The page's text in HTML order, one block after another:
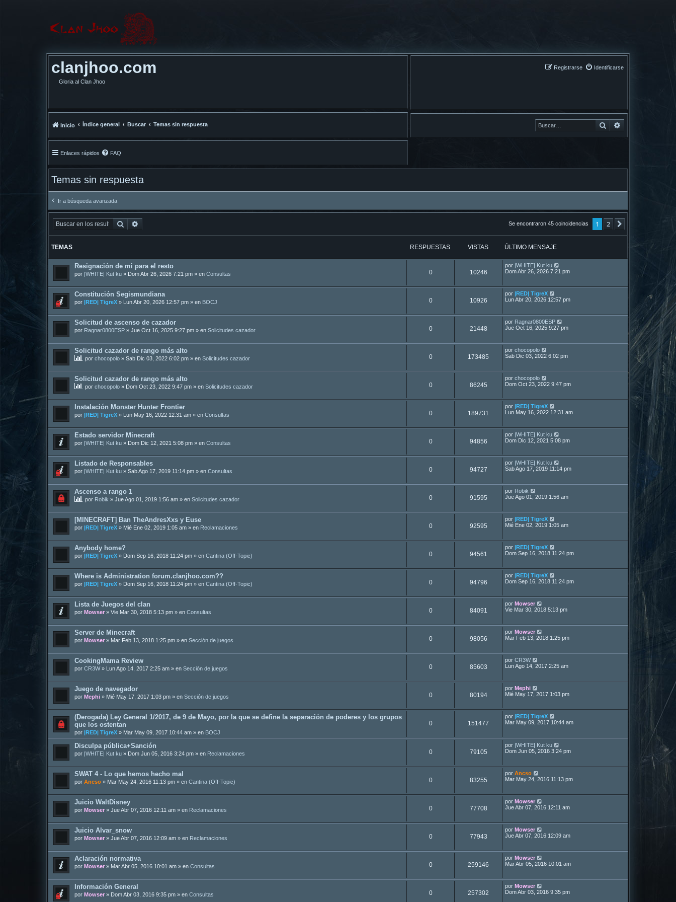
clanjhoo.com
Gloria al Clan Jhoo
Identificarse
Registrarse
Buscar
Inicio Índice general Buscar Temas sin respuesta
Enlaces rápidos FAQ
Temas sin respuesta
Ir a búsqueda avanzada
Buscar Se encontraron 45 coincidencias 1 2
TEMAS RESPUESTAS VISTAS ÚLTIMO MENSAJE
Resignación de mi para el resto
por |WHITE| Kut ku » Dom Abr 26, 2026 7:21 pm » en Consultas 0 10246
por |WHITE| Kut ku
Dom Abr 26, 2026 7:21 pm
Constitución Segismundiana
por |RED| TigreX » Lun Abr 20, 2026 12:57 pm » en BOCJ 0 10926
por
|RED| TigreX
Lun Abr 20, 2026 12:57 pm
Solicitud de ascenso de cazador
por Ragnar0800ESP » Jue Oct 16, 2025 9:27 pm » en Solicitudes cazador 0 21448
por Ragnar0800ESP
Jue Oct 16, 2025 9:27 pm
Solicitud cazador de rango más alto
por chocopolo » Sab Dic 03, 2022 6:02 pm » en Solicitudes cazador 0 173485
por chocopolo
Sab Dic 03, 2022 6:02 pm
Solicitud cazador de rango más alto
por chocopolo » Dom Oct 23, 2022 9:47 pm » en Solicitudes cazador 0 86245
por chocopolo
Dom Oct 23, 2022 9:47 pm
Instalación Monster Hunter Frontier
por |RED| TigreX » Lun May 16, 2022 12:31 am » en Consultas 0 189731
por
|RED| TigreX
Lun May 16, 2022 12:31 am
Estado servidor Minecraft
por |WHITE| Kut ku » Dom Dic 12, 2021 5:08 pm » en Consultas 0 94856
por |WHITE| Kut ku
Dom Dic 12, 2021 5:08 pm
Listado de Responsables
por |WHITE| Kut ku » Sab Ago 17, 2019 11:14 pm » en Consultas 0 94727
por |WHITE| Kut ku
Sab Ago 17, 2019 11:14 pm
Ascenso a rango 1
por Robik » Jue Ago 01, 2019 1:56 am » en Solicitudes cazador 0 91595
por Robik
Jue Ago 01, 2019 1:56 am
[MINECRAFT] Ban TheAndresXxs y Euse
por |RED| TigreX » Mié Ene 02, 2019 1:05 am » en Reclamaciones 0 92595
por
|RED| TigreX
Mié Ene 02, 2019 1:05 am
Anybody home?
por |RED| TigreX » Dom Sep 16, 2018 11:24 pm » en Cantina (Off-Topic) 0 94561
por
|RED| TigreX
Dom Sep 16, 2018 11:24 pm
Where is Administration forum.clanjhoo.com??
por |RED| TigreX » Dom Sep 16, 2018 11:24 pm » en Cantina (Off-Topic) 0 94796
por
|RED| TigreX
Dom Sep 16, 2018 11:24 pm
Lista de Juegos del clan
por Mowser » Vie Mar 30, 2018 5:13 pm » en Consultas 0 84091
por Mowser
Vie Mar 30, 2018 5:13 pm
Server de Minecraft
por Mowser » Mar Feb 13, 2018 1:25 pm » en Sección de juegos 0 98056
por Mowser
Mar Feb 13, 2018 1:25 pm
CookingMama Review
por CR3W» Lun Ago 14, 2017 2:25 am » en Sección de juegos 0 85603
por CR3W
Lun Ago 14, 2017 2:25 am
Juego de navegador
por Mephi » Mié May 17, 2017 1:03 pm » en Sección de juegos 0 80194
por Mephi
Mié May 17, 2017 1:03 pm
(Derogada) Ley General 1/2017, de 9 de Mayo, por la que se define la separación de poderes y los grupos
que los ostentan
por |RED| TigreX » Mar May 09, 2017 10:44 am » en BOCJ
0 151477
por
|RED| TigreX
Mar May 09, 2017 10:44 am
Disculpa pública+Sanción
por |WHITE| Kut ku » Dom Jun 05, 2016 3:24 pm » en Reclamaciones 0 79105
por |WHITE| Kut ku
Dom Jun 05, 2016 3:24 pm
SWAT 4 - Lo que hemos hecho mal
por Ancso » Mar May 24, 2016 11:13 pm » en Cantina (Off-Topic) 0 83255
por Ancso
Mar May 24, 2016 11:13 pm
Juicio WaltDisney
por Mowser » Jue Abr 07, 2016 12:11 am » en Reclamaciones 0 77708
por Mowser
Jue Abr 07, 2016 12:11 am
Juicio Alvar_snow
por Mowser » Jue Abr 07, 2016 12:09 am » en Reclamaciones 0 77943
por Mowser
Jue Abr 07, 2016 12:09 am
Aclaración normativa
por Mowser » Mar Abr 05, 2016 10:01 am » en Consultas 0 259146
por Mowser
Mar Abr 05, 2016 10:01 am
Información General
por Mowser » Dom Abr 03, 2016 9:35 pm » en Consultas 0 257302
por Mowser
Dom Abr 03, 2016 9:35 pm